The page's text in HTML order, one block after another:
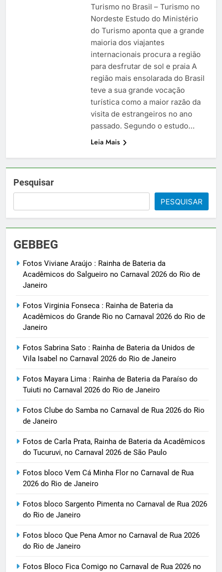
Turismo no Brasil – Turismo no
Nordeste Estudo do Ministério
do Turismo aponta que a grande
maioria dos viajantes
internacionais procura a região
para desfrutar de sol e praia A
região mais ensolarada do Brasil
teve a sua grande vocação
turística como a maior razão da
visita de estrangeiros no ano
passado. Segundo o estudo…
Leia Mais
Pesquisar
PESQUISAR
GEBBEG
Fotos Viviane Araújo : Rainha de Bateria da
Acadêmicos do Salgueiro no Carnaval 2026 do Rio de
Janeiro
Fotos Virginia Fonseca : Rainha de Bateria da
Acadêmicos do Grande Rio no Carnaval 2026 do Rio de
Janeiro
Fotos Sabrina Sato : Rainha de Bateria da Unidos de
Vila Isabel no Carnaval 2026 do Rio de Janeiro
Fotos Mayara Lima : Rainha de Bateria da Paraíso do
Tuiuti no Carnaval 2026 do Rio de Janeiro
Fotos Clube do Samba no Carnaval de Rua 2026 do Rio
de Janeiro
Fotos de Carla Prata, Rainha de Bateria da Acadêmicos
do Tucuruvi, no Carnaval 2026 de São Paulo
Fotos bloco Vem Cá Minha Flor no Carnaval de Rua
2026 do Rio de Janeiro
Fotos bloco Sargento Pimenta no Carnaval de Rua 2026
do Rio de Janeiro
Fotos bloco Que Pena Amor no Carnaval de Rua 2026
do Rio de Janeiro
Fotos Bloco Fica Comigo no Carnaval de Rua 2026 no